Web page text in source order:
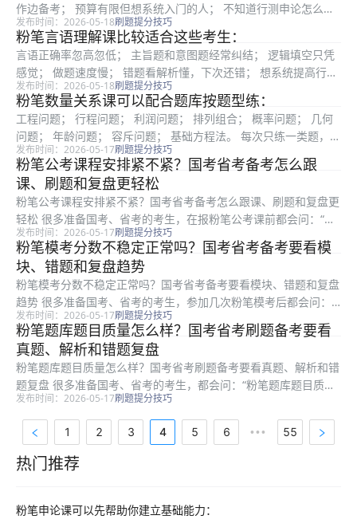
作边备考； 预算有限但想系统入门的人； 不知道行测申论怎么开
始的人； 想用线上课和题库长期学习的人。 如果你需要特别强的
线下监督，也可以在粉笔线上学习基础上，给自己增加打卡、同伴
监...
发布时间：2026-05-18刷题提分技巧
粉笔言语理解课比较适合这些考生：
言语正确率忽高忽低； 主旨题和意图题经常纠结； 逻辑填空只凭
感觉； 做题速度慢； 错题看解析懂，下次还错； 想系统提高行测
稳定性； 备考国考、省考但言语拖后腿。 如果你本身言语基础不
错，也可以通过粉笔题库和模考查漏补缺，不必每节基础课都完
整...
发布时间：2026-05-18刷题提分技巧
粉笔数量关系课可以配合题库按题型练：
工程问题； 行程问题； 利润问题； 排列组合； 概率问题； 几何
问题； 年龄问题； 容斥问题； 基础方程法。 每次只练一类题，不
要混着刷。比如今天只练工程问题，明天只练利润问题。这样你更
容易形成题型记忆。 三、听完课不会做，可以用“三遍法”...
发布时间：2026-05-17刷题提分技巧
粉笔公考课程安排紧不紧？国考省考备考怎么跟
课、刷题和复盘更轻松
粉笔公考课程安排紧不紧？国考省考备考怎么跟课、刷题和复盘更
轻松 很多准备国考、省考的考生，在报粉笔公考课前都会问：“粉
笔公考课程安排紧不紧？”这个问题很现实。因为不少人是零基
础、在职备考、大学生备考，时间并不完全自由，担心课程太密、
跟不上老...
发布时间：2026-05-17刷题提分技巧
粉笔模考分数不稳定正常吗？国考省考备考要看模
块、错题和复盘趋势
粉笔模考分数不稳定正常吗？国考省考备考要看模块、错题和复盘
趋势 很多准备国考、省考的考生，参加几次粉笔模考后都会问：
“粉笔模考分数不稳定正常吗？”答案是：正常。尤其是在备考前期
和中期，行测各模块还没练稳、申论还没形成固定作答节奏时，模
考分数...
发布时间：2026-05-17刷题提分技巧
粉笔题库题目质量怎么样？国考省考刷题备考要看
真题、解析和错题复盘
粉笔题库题目质量怎么样？国考省考刷题备考要看真题、解析和错
题复盘 很多准备国考、省考的考生，都会问：“粉笔题库题目质量
怎么样？”这个问题很重要。因为行测提分离不开刷题，申论、公
基、职测等科目也需要通过练习巩固方法。如果题库不好用，刷再
多也可...
发布时间：2026-05-17刷题提分技巧
1 2 3 4 5 6 ••• 55
热门推荐资料
热门推荐
粉笔申论课可以先帮助你建立基础能力：